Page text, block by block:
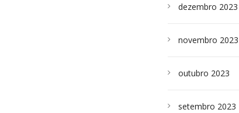
dezembro 2023
novembro 2023
outubro 2023
setembro 2023